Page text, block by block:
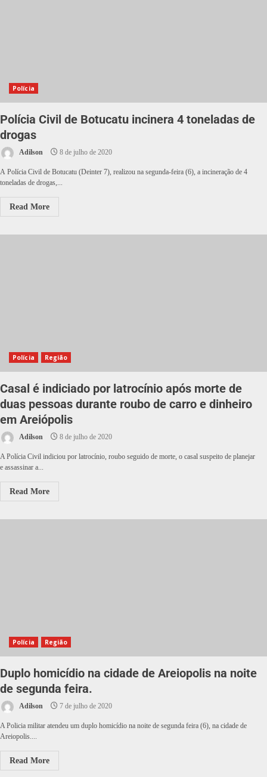
Polícia
Polícia Civil de Botucatu incinera 4 toneladas de
drogas
Adilson 8 de julho de 2020
A Polícia Civil de Botucatu (Deinter 7), realizou na segunda-feira (6), a incineração de 4
toneladas de drogas,...
Read More
Polícia Região
Casal é indiciado por latrocínio após morte de
duas pessoas durante roubo de carro e dinheiro
em Areiópolis
Adilson 8 de julho de 2020
A Polícia Civil indiciou por latrocínio, roubo seguido de morte, o casal suspeito de planejar
e assassinar a...
Read More
Polícia Região
Duplo homicídio na cidade de Areiopolis na noite
de segunda feira.
Adilson 7 de julho de 2020
A Policia militar atendeu um duplo homicídio na noite de segunda feira (6), na cidade de
Areiopolis....
Read More